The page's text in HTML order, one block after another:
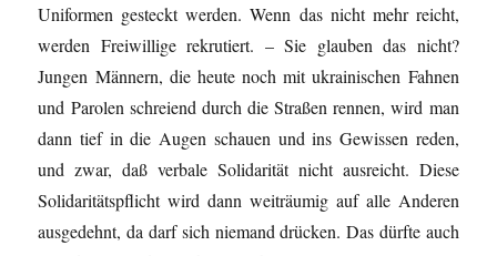
Uniformen gesteckt werden. Wenn das nicht mehr reicht,
werden Freiwillige rekrutiert. – Sie glauben das nicht?
Jungen Männern, die heute noch mit ukrainischen Fahnen
und Parolen schreiend durch die Straßen rennen, wird man
dann tief in die Augen schauen und ins Gewissen reden,
und zwar, daß verbale Solidarität nicht ausreicht. Diese
Solidaritätspflicht wird dann weiträumig auf alle Anderen
ausgedehnt, da darf sich niemand drücken. Das dürfte auch